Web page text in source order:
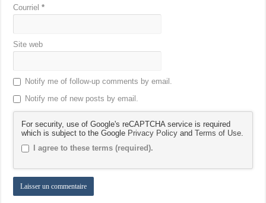
Courriel*
Site web
Notify me of follow-up comments by email.
Notify me of new posts by email.
For security, use of Google's reCAPTCHA service is required
which is subject to the Google Privacy Policy andTerms of Use
I agree to these terms (required).